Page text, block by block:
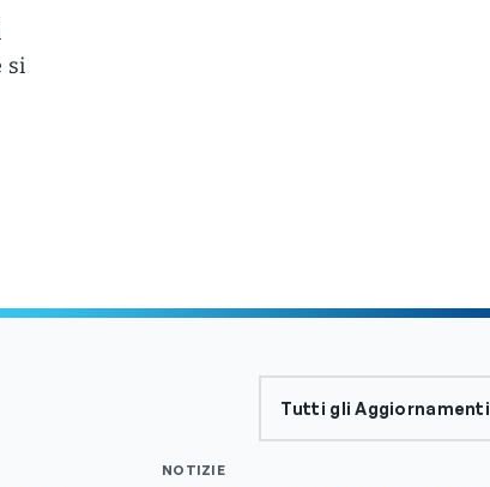
si
Tutti gli Aggiornamenti
NOTIZIE